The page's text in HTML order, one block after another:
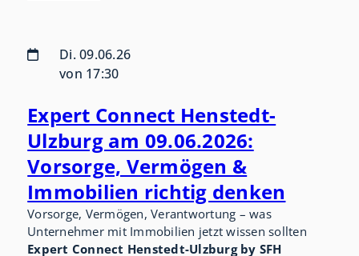
Di. 09.06.26
von 17:30
Expert Connect Henstedt-
Ulzburg am 09.06.2026:
Vorsorge, Vermögen &
Immobilien richtig denken
Vorsorge, Vermögen, Verantwortung – was
Unternehmer mit Immobilien jetzt wissen sollten
Expert Connect Henstedt-Ulzburg by SFH